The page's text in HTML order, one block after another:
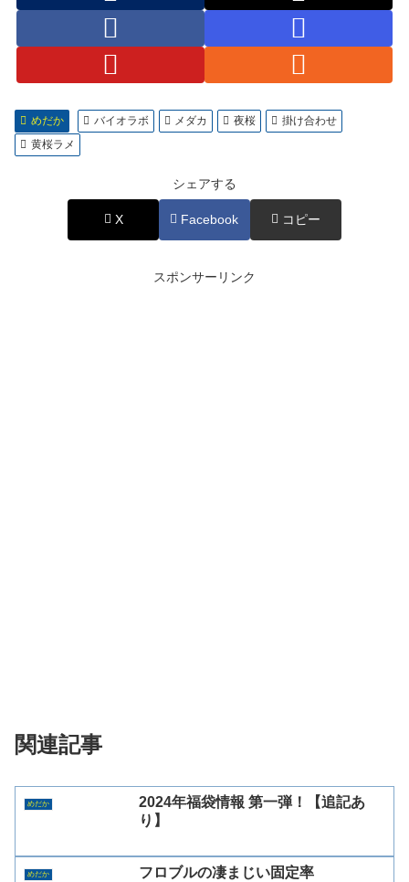
めだか バイオラボ メダカ 夜桜
掛け合わせ
黄桜ラメ
シェアする
X Facebook コピー
スポンサーリンク
関連記事
めだか
2024年福袋情報 第一弾！【追記あ
り】
めだか フロブルの凄まじい固定率